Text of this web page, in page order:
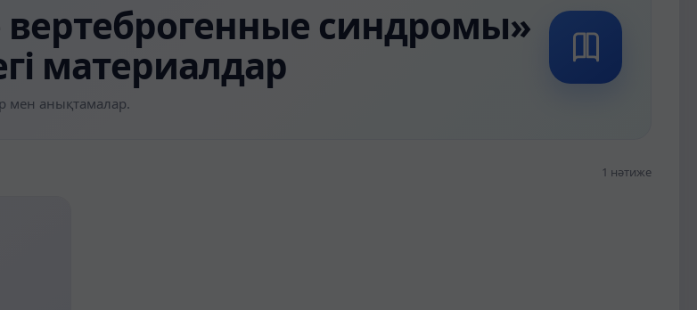
синдромы»
материалдар
мен анықтамалар.
1 нәтиже